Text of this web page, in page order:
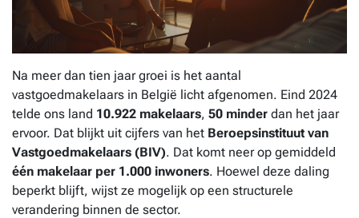
Na meer dan tien jaar groei is het aantal
vastgoedmakelaars in België licht afgenomen. Eind 2024
telde ons land 10.922 makelaars, 50 minder dan het jaar
ervoor. Dat blijkt uit cijfers van het Beroepsinstituut van
Vastgoedmakelaars (BIV). Dat komt neer op gemiddeld
één makelaar per 1.000 inwoners. Hoewel deze daling
beperkt blijft, wijst ze mogelijk op een structurele
verandering binnen de sector.